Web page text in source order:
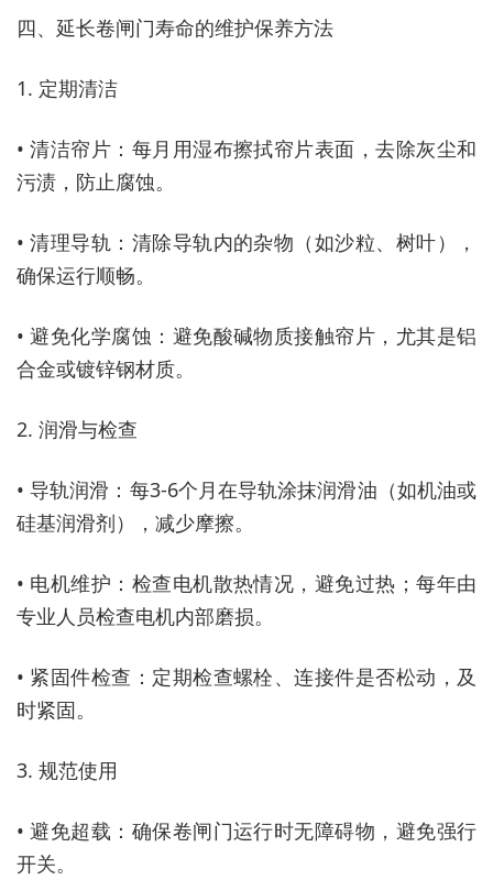
四、延长卷闸门寿命的维护保养方法
1. 定期清洁
• 清洁帘片：每月用湿布擦拭帘片表面，去除灰尘和
污渍，防止腐蚀。
• 清理导轨：清除导轨内的杂物（如沙粒、树叶），
确保运行顺畅。
• 避免化学腐蚀：避免酸碱物质接触帘片，尤其是铝
合金或镀锌钢材质。
2. 润滑与检查
• 导轨润滑：每3-6个月在导轨涂抹润滑油（如机油或
硅基润滑剂），减少摩擦。
• 电机维护：检查电机散热情况，避免过热；每年由
专业人员检查电机内部磨损。
• 紧固件检查：定期检查螺栓、连接件是否松动，及
时紧固。
3. 规范使用
• 避免超载：确保卷闸门运行时无障碍物，避免强行
开关。